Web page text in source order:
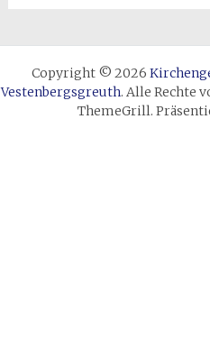
Copyright © 2026
Vestenbergsgreuth. Alle Rechte
ThemeGrill.